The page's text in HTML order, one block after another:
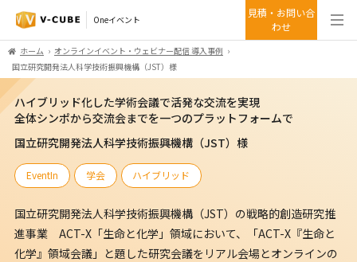
Oneイベント
見積・お問い合
わせ
ホーム
オンラインイベント・ウェビナー配信 導入事例
国立研究開発法人科学技術振興機構（JST）様
ハイブリッド化した学術会議で活発な交流を実現
全体シンポから交流会までを一つのプラットフォームで
国立研究開発法人科学技術振興機構（JST）様
EventIn 学会 ハイブリッド
国立研究開発法人科学技術振興機構（JST）の戦略的創造研究推
進事業 ACT-X「生命と化学」領域において、「ACT-X『生命と
化学』領域会議」と題した研究会議をリアル会場とオンラインの